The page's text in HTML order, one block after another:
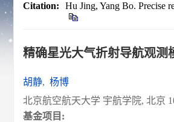
Citation:
Hu Jing, Yang Bo. Precise
精确星光大气折射导航观测
胡静, 杨博
北京航空航天大学 宇航学院, 北京
基金项目: